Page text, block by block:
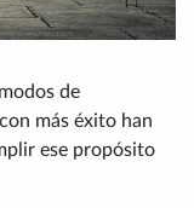
de
más éxito han
ese propósito